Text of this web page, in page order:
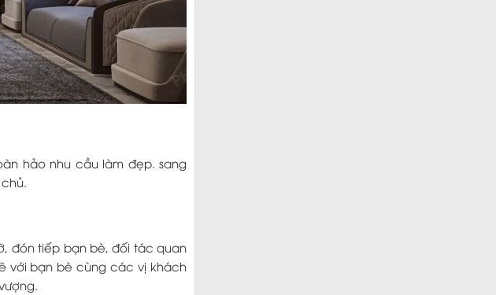
hảo nhu cầu làm đẹp. sang
đón tiếp bạn bè, đối tác quan
với bạn bè cùng các vị khách